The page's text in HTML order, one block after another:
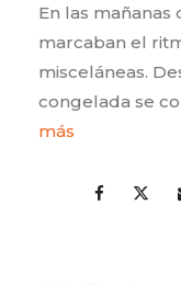
En las
marcaban el
misceláneas.
congelada se
más